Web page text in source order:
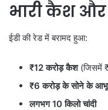
भारी कैश
ईडी की रेड में बरामद हुआ:
₹12 करोड़ कैश(जिसमें
₹6 करोड़ के सोने के
लगभग 10 किलो चांदी